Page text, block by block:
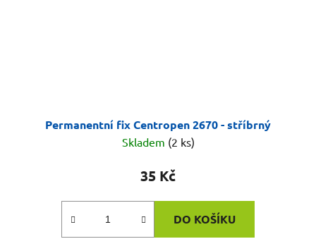
Permanentní fix Centropen 2670 - stříbrný
Skladem (2 ks)
35 Kč
DO KOŠÍKU